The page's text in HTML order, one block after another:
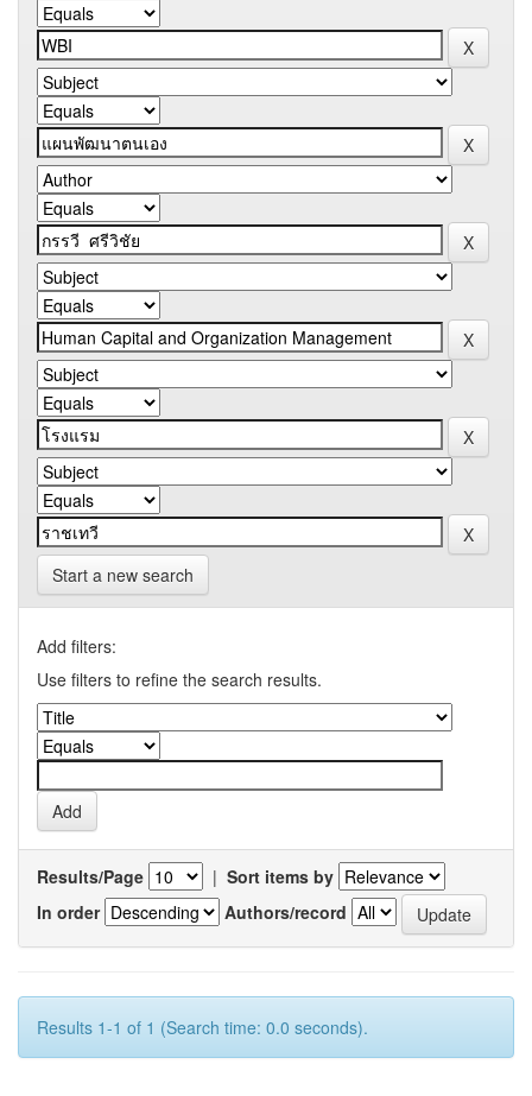
Start a new search
Add filters:
Use filters to refine the search results.
Results/Page | Sort items by
In order
Authors/record
Results 1-1 of 1 (Search time: 0.0 seconds).